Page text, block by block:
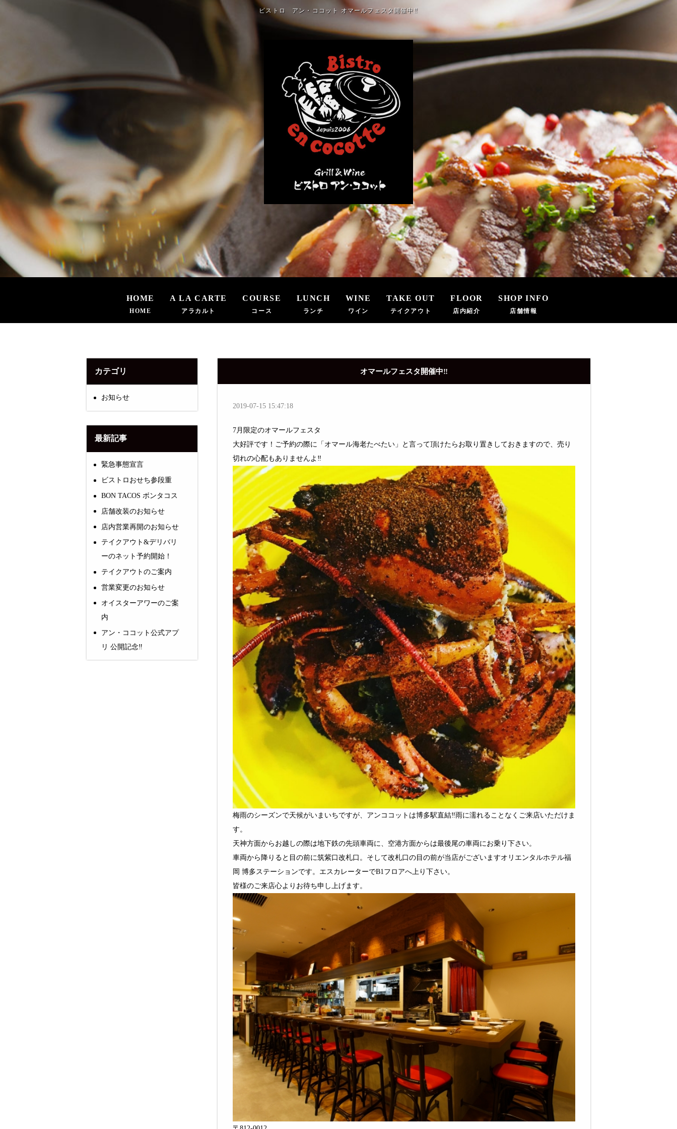
ビストロ アン・ココット オマールフェスタ開催中‼️
HOME
HOME
A LA CARTE
アラカルト
COURSE
コース
LUNCH
ランチ
WINE
ワイン
TAKE OUT
テイクアウト
FLOOR
店内紹介
SHOP INFO
店舗情報
カテゴリ
お知らせ
最新記事
緊急事態宣言
ビストロおせち参段重
BON TACOS ボンタコス
店舗改装のお知らせ
店内営業再開のお知らせ
テイクアウト&デリバリ
ーのネット予約開始！
テイクアウトのご案内
営業変更のお知らせ
オイスターアワーのご案
内
アン・ココット公式アプ
リ 公開記念‼️
オマールフェスタ開催中‼️
2019-07-15 15:47:18
7月限定のオマールフェスタ
大好評です！ご予約の際に「オマール海老たべたい」と言って頂けたらお取り置きしておきますので、売り
切れの心配もありませんよ‼️
梅雨のシーズンで天候がいまいちですが、アンココットは博多駅直結‼️雨に濡れることなくご来店いただけま
す。
天神方面からお越しの際は地下鉄の先頭車両に、空港方面からは最後尾の車両にお乗り下さい。
車両から降りると目の前に筑紫口改札口。そして改札口の目の前が当店がございますオリエンタルホテル福
岡 博多ステーションです。エスカレーターでB1フロアへ上り下さい。
皆様のご来店心よりお待ち申し上げます。